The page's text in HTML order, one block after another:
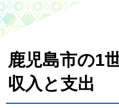
鹿児島市の1
収入と支出